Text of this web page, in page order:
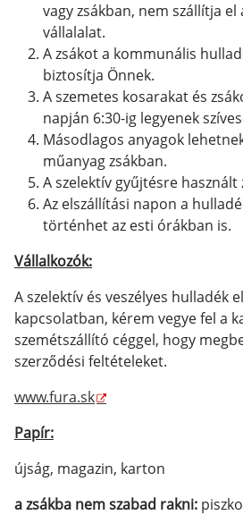
vagy zsákban, nem szállítja el
vállalalat.
A zsákot a kommunális
biztosítja Önnek.
A szemetes kosarakat és
napján 6:30-ig legyenek
Másodlagos anyagok
műanyag zsákban.
A szelektív gyűjtésre használt
Az elszállítási napon a
történhet az esti órákban is.
Vállalkozók:
A szelektív és veszélyes hulladék
kapcsolatban, kérem vegye fel a
szemétszállító céggel, hogy
szerződési feltételeket.
www.fura.sk
Papír:
újság, magazin, karton
a zsákba nem szabad rakni: